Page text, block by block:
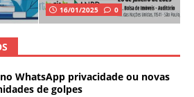
16/01/2025 0
WhatsApp privacidade ou novas
de golpes